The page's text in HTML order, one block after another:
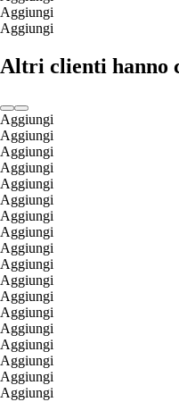
Aggiungi
Aggiungi
Altri clienti hanno
Aggiungi
Aggiungi
Aggiungi
Aggiungi
Aggiungi
Aggiungi
Aggiungi
Aggiungi
Aggiungi
Aggiungi
Aggiungi
Aggiungi
Aggiungi
Aggiungi
Aggiungi
Aggiungi
Aggiungi
Aggiungi